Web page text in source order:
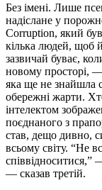
Без імені. Лише
надіслане у
Corruption, який
кілька людей, щоб
зазвичай буває,
новому просторі,
яка ще не знайшла
обережні жарти.
інтелектом
поєднаного з
став, дещо дивно,
всьому світу. “Не
співвідноситися,”
— сказав третій.